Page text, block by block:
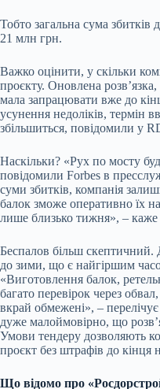
Тобто загальна сума збитків
21 млн грн.
Важко оцінити, у скільки
проєкту. Оновлена
мала запрацювати вже до
усунення недоліків, термін
збільшиться, повідомили у
Наскільки? «Рух по мосту
повідомили Forbes в
суми збитків, компанія
балок зможе оперативно їх
лише близько тижня», –
Беспалов більш скептичний.
до зими, що є найгіршим
«Виготовлення балок,
багато перевірок через
вкрай обмежені», –
дуже малоймовірно, що
Умови тендеру дозволяють
проєкт без штрафів до кінця
Що відомо про